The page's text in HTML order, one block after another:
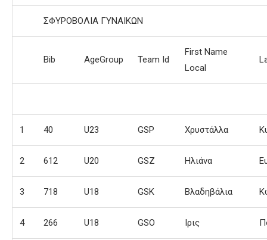
ΣΦΥΡΟΒΟΛΙΑ ΓΥΝΑΙΚΩΝ
Bib AgeGroup Team Id
First Name
Local
1 40 U23 GSP Χρυστάλλα
2 612 U20 GSZ Ηλιάνα
3 718 U18 GSK Βλαδηβάλια
4 266 U18 GSO Ιρις